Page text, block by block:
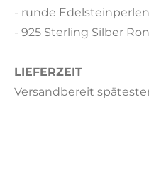
- runde
- 925 Sterling Silber
LIEFERZEIT
Versandbereit